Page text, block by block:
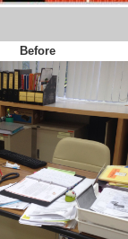
Before